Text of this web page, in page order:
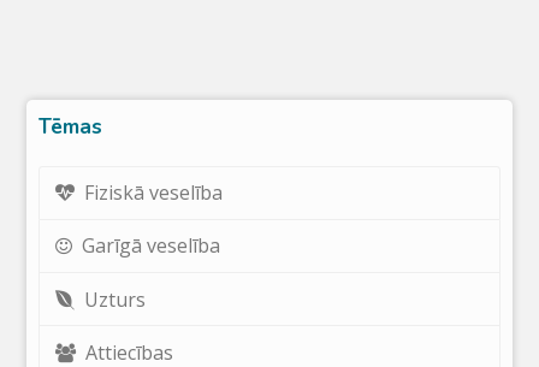
Tēmas
Fiziskā veselība
Garīgā veselība
Uzturs
Attiecības